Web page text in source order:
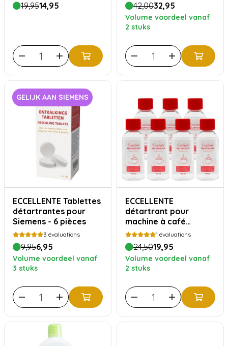
19,9514,95 42,0032,95
Volume voordeel vanaf
2 stuks
GELIJK AAN SIEMENS
ECCELLENTE Tablettes
détartrantes pour
Siemens - 6 pièces
3 évaluations
9,956,95
Volume voordeel vanaf
3 stuks
ECCELLENTE
détartrant pour
machine à café
Senseo à dosettes - 7
pièces
1 évaluations
24,5019,95
Volume voordeel vanaf
2 stuks